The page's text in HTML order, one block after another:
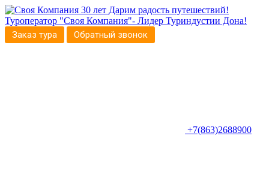
30 лет Дарим радость путешествий!
Туроператор "Своя Компания"- Лидер Туриндустии Дона!
Заказ тура Обратный звонок
+7(863)2688900